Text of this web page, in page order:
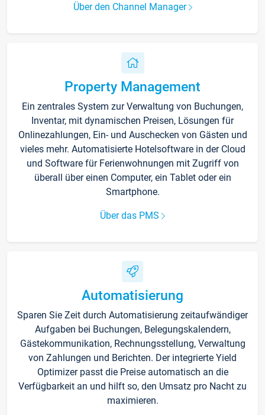
Über den Channel Manager
Property Management
Ein zentrales System zur Verwaltung von Buchungen,
Inventar, mit dynamischen Preisen, Lösungen für
Onlinezahlungen, Ein- und Auschecken von Gästen und
vieles mehr. Automatisierte Hotelsoftware in der Cloud
und Software für Ferienwohnungen mit Zugriff von
überall über einen Computer, ein Tablet oder ein
Smartphone.
Über das PMS
Automatisierung
Sparen Sie Zeit durch Automatisierung zeitaufwändiger
Aufgaben bei Buchungen, Belegungskalendern,
Gästekommunikation, Rechnungsstellung, Verwaltung
von Zahlungen und Berichten. Der integrierte Yield
Optimizer passt die Preise automatisch an die
Verfügbarkeit an und hilft so, den Umsatz pro Nacht zu
maximieren.